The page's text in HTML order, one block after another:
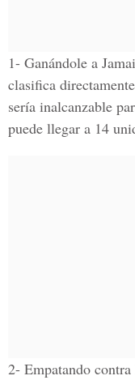
1- Ganándole a
clasifica
sería inalcanzable
puede llegar a 14
2- Empatando